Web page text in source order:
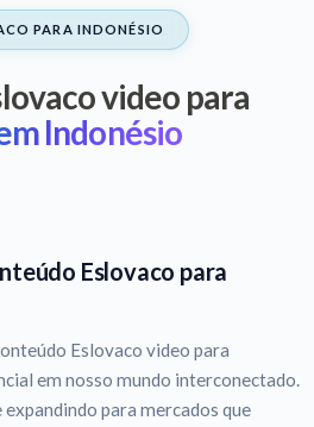
PARA INDONÉSIO
video para
Indonésio
Eslovaco para
Eslovaco video para
em nosso mundo interconectado.
expandindo para mercados que